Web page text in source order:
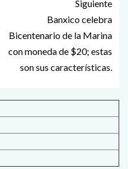
Siguiente
Banxico celebra
Bicentenario de la Marina
con moneda de $20; estas
son sus características.